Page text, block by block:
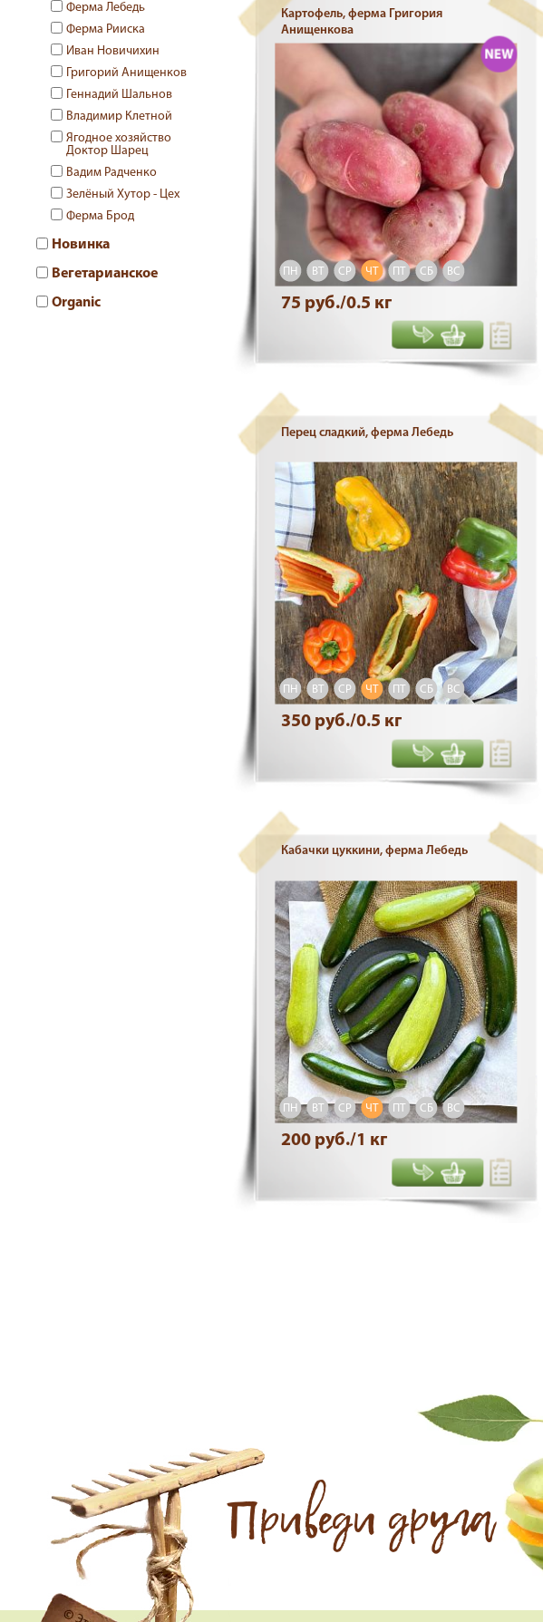
Ферма Лебедь
Ферма Рииска
Иван Новичихин
Григорий Анищенков
Геннадий Шальнов
Владимир Клетной
Ягодное хозяйство
Доктор Шарец
Вадим Радченко
Зелёный Хутор - Цех
Ферма Брод
Новинка
Вегетарианское
Organic
Картофель, ферма Григория
Анищенкова
ПН ВТ СР ЧТ ПТ СБ ВС
75 руб./0.5 кг
Перец сладкий, ферма Лебедь
ПН ВТ СР ЧТ СБ ВС
350 руб./0.5 кг
Кабачки цуккини, ферма Лебедь
ПН ВТ СР ЧТ ПТ СБ ВС
200 руб./1 кг
Приведи друга